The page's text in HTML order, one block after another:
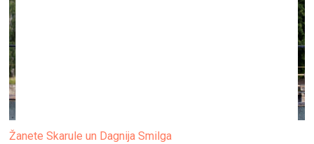
Žanete Skarule un Dagnija Smilga